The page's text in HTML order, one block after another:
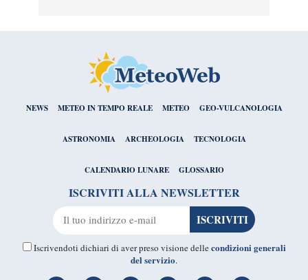
NEWS METEO IN TEMPO REALE METEO GEO-VULCANOLOGIA
ASTRONOMIA ARCHEOLOGIA TECNOLOGIA
CALENDARIO LUNARE GLOSSARIO
ISCRIVITI ALLA NEWSLETTER
Iscrivendoti dichiari di aver preso visione dellecondizioni generali
del servizio.